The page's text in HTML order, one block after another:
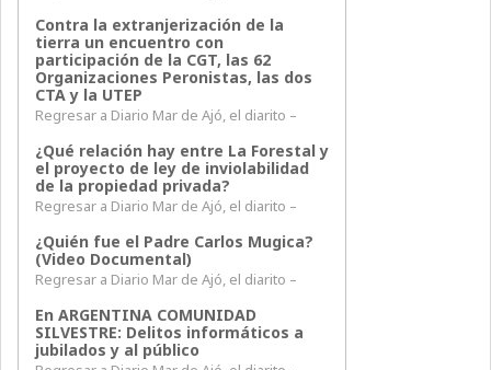
Contra la extranjerización de la
tierra un encuentro con
participación de la CGT, las 62
Organizaciones Peronistas, las dos
CTA y la UTEP
Regresar a Diario Mar de Ajó, el diarito –
¿Qué relación hay entre La Forestal y
el proyecto de ley de inviolabilidad
de la propiedad privada?
Regresar a Diario Mar de Ajó, el diarito –
¿Quién fue el Padre Carlos Mugica?
(Video Documental)
Regresar a Diario Mar de Ajó, el diarito –
En ARGENTINA COMUNIDAD
SILVESTRE: Delitos informáticos a
jubilados y al público